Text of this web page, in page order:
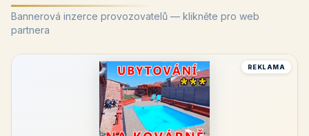
Bannerová inzerce provozovatelů — klikněte pro web
partnera
REKLAMA